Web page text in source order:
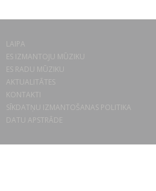
LAIPA
ES IZMANTOJU MŪZIKU
ES RADU MŪZIKU
AKTUALITĀTES
KONTAKTI
SĪKDATŅU IZMANTOŠANAS POLITIKA
DATU APSTRĀDE